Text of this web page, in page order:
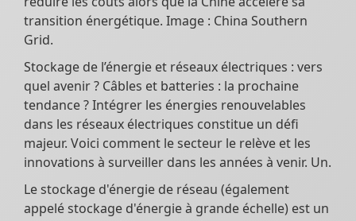
transition énergétique. Image : China Southern
Grid.
Stockage de l’énergie et réseaux électriques : vers
quel avenir ? Câbles et batteries : la prochaine
tendance ? Intégrer les énergies renouvelables
dans les réseaux électriques constitue un défi
majeur. Voici comment le secteur le relève et les
innovations à surveiller dans les années à venir. Un.
Le stockage d'énergie de réseau (également
appelé stockage d'énergie à grande échelle) est un